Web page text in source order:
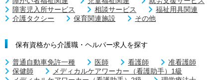
障害児入所サービス
相談サービス
福祉用具関連
介護タクシー
保育関連施設 その他
保有資格から介護職・ヘルパー求人を探す
普通自動車免許一種 医師 看護師
准看護師
保健師
メディカルケアワーカー（看護助手）1級